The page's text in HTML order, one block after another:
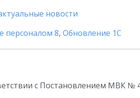
новости
персоналом 8, Обновление 1С
с Постановлением МВК